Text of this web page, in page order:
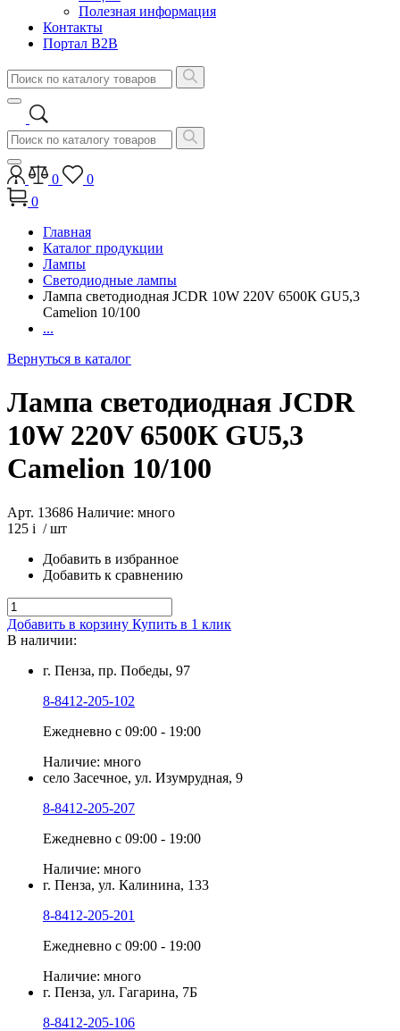
Полезная информация
Контакты
Портал B2B
0
0
0
Главная
Каталог продукции
Лампы
Светодиодные лампы
Лампа светодиодная JCDR 10W 220V 6500К GU5,3
Camelion 10/100
...
Вернуться в каталог
Лампа светодиодная JCDR
10W 220V 6500К GU5,3
Camelion 10/100
Арт. 13686 Наличие: много
125 i / шт
Добавить в избранное
Добавить к сравнению
Добавить в корзину Купить в 1 клик
В наличии:
г. Пенза, пр. Победы, 97
8-8412-205-102
Ежедневно с 09:00 - 19:00
Наличие: много
село Засечное, ул. Изумрудная, 9
8-8412-205-207
Ежедневно с 09:00 - 19:00
Наличие: много
г. Пенза, ул. Калинина, 133
8-8412-205-201
Ежедневно с 09:00 - 19:00
Наличие: много
г. Пенза, ул. Гагарина, 7Б
8-8412-205-106